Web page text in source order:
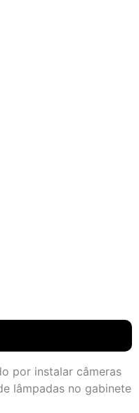
por instalar câmeras
lâmpadas no gabinete